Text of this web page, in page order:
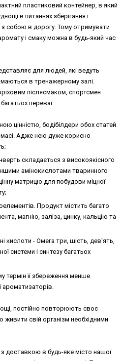
пластиковий контейнер, в який
в питаннях зберігання і
з собою в дорогу. Тому отримувати
і смаку можна в будь-який час
для людей, які ведуть
в тренажерному залі.
післясмаком, спортсмен
переваг:
цінністю, бодібілдери обох статей
Адже нею дуже корисно
складається з високоякісного
амінокислотами тваринного
матрицю для побудови міцної
Продукт містить багато
магнію, заліза, цинку, кальцію та
кислоти - Омега три, шість, дев'ять,
системи і синтезу багатьох
термін її збереження менше
ароматизаторів.
постійно повторюють своє
свій організм необхідними
з доставкою в будь-яке місто нашої